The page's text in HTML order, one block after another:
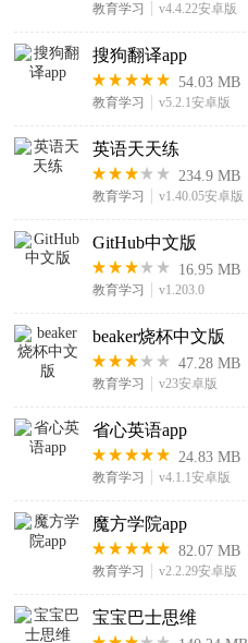
教育学习 v4.4.22安卓版
搜狗翻译app
54.03 MB
教育学习 v5.2.1安卓版
英语天天练
234.9 MB
教育学习 v1.40.05安卓版
GitHub中文版
16.95 MB
教育学习 v1.203.0
beaker烧杯中文版
47.28 MB
教育学习 v23安卓版
省心英语app
24.83 MB
教育学习 v4.1.1安卓版
魔方学院app
82.07 MB
教育学习 v2.2.29安卓版
宝宝巴士思维